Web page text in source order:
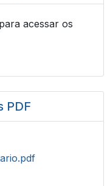
acessar os
PDF